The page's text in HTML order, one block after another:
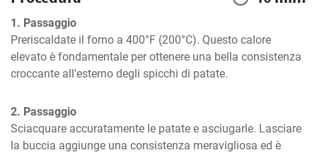
1. Passaggio
Preriscaldate il forno a 400°F (200°C). Questo calore
elevato è fondamentale per ottenere una bella consistenza
croccante all'esterno degli spicchi di patate.
2. Passaggio
Sciacquare accuratamente le patate e asciugarle. Lasciare
la buccia aggiunge una consistenza meravigliosa ed è